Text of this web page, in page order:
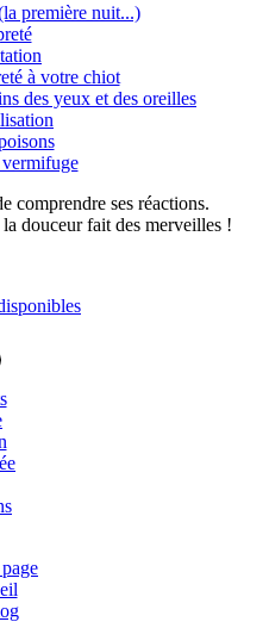
première nuit...)
à votre chiot
des yeux et des oreilles
comprendre ses réactions.
douceur fait des merveilles !